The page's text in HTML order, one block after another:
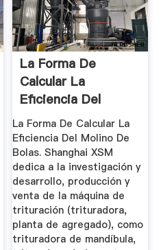
La Forma De
Calcular La
Eficiencia Del
Molino De Bolas ...
La Forma De Calcular La
Eficiencia Del Molino De
Bolas. Shanghai XSM
dedica a la investigación y
desarrollo, producción y
venta de la máquina de
trituración (trituradora,
planta de agregado), como
trituradora de mandíbula,